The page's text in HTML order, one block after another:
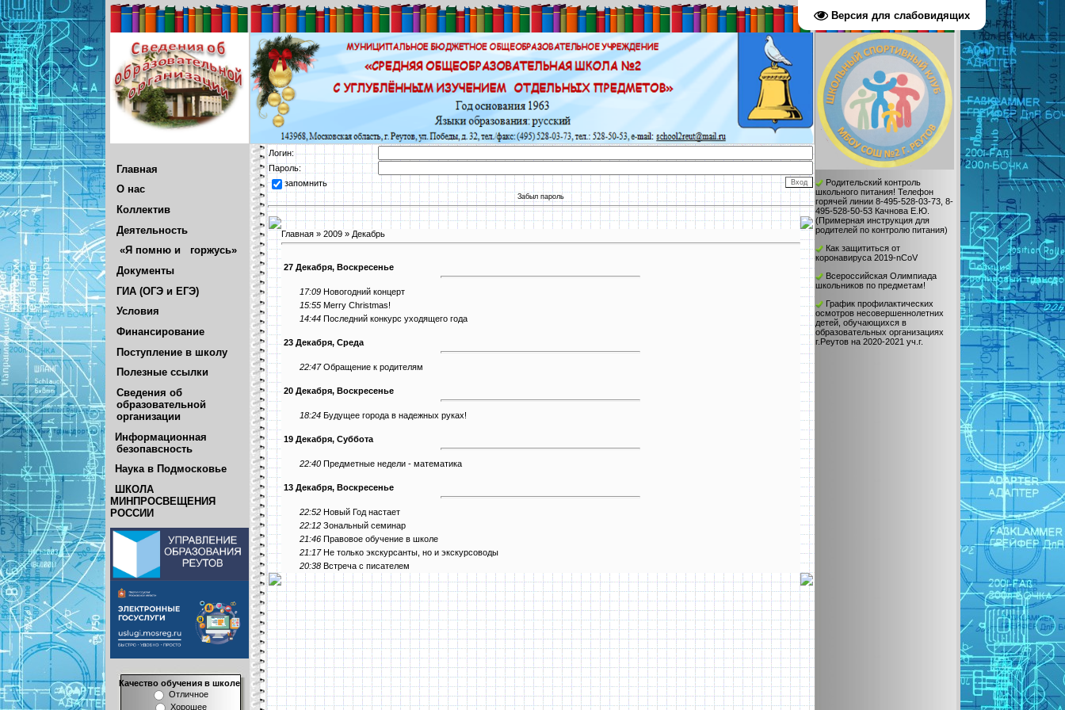
Версия для слабовидящих
Родительский контроль
школьного питания! Телефон
горячей линии 8-495-528-03-73, 8-
495-528-50-53 Качнова Е.Ю.
(Примерная инструкция для
родителей по контролю питания)
Как защититься от
коронавируса 2019-nCoV
Всероссийская Олимпиада
школьников по предметам!
График профилактических
осмотров несовершеннолетних
детей, обучающихся в
образовательных организациях
г.Реутов на 2020-2021 уч.г.
Главная
О нас
Коллектив
Деятельность
«Я помню и горжусь»
Документы
ГИА (ОГЭ и ЕГЭ)
Условия
Финансирование
Поступление в школу
Полезные ссылки
Сведения об
образовательной
организации
Информационная
безопавсность
Наука в Подмосковье
ШКОЛА
МИНПРОСВЕЩЕНИЯ
РОССИИ
Качество обучения в школе
Отличное
Хорошее
Логин:
Пароль:
запомнить
Забыл пароль
Главная» 2009 » Декабрь
27 Декабря, Воскресенье
17:09 Новогодний концерт
15:55 Merry Christmas!
14:44 Последний конкурс уходящего года
23 Декабря, Среда
22:47 Обращение к родителям
20 Декабря, Воскресенье
18:24 Будущее города в надежных руках!
19 Декабря, Суббота
22:40 Предметные недели - математика
13 Декабря, Воскресенье
22:52 Новый Год настает
22:12 Зональный семинар
21:46 Правовое обучение в школе
21:17 Не только экскурсанты, но и экскурсоводы
20:38 Встреча с писателем